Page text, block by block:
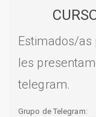
Estimados/as
les
telegram.
Grupo de Telegram: